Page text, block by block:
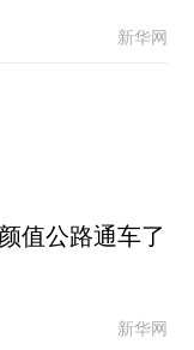
新华网
值公路通车了
新华网